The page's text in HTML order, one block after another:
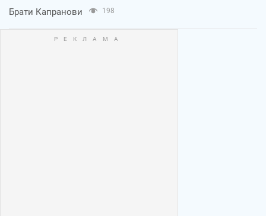
Брати Капранови 198